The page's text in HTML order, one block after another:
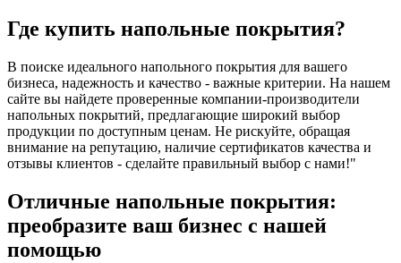
Где купить напольные покрытия?
В поиске идеального напольного покрытия для вашего
бизнеса, надежность и качество - важные критерии. На нашем
сайте вы найдете проверенные компании-производители
напольных покрытий, предлагающие широкий выбор
продукции по доступным ценам. Не рискуйте, обращая
внимание на репутацию, наличие сертификатов качества и
отзывы клиентов - сделайте правильный выбор с нами!"
Отличные напольные покрытия:
преобразите ваш бизнес с нашей
помощью